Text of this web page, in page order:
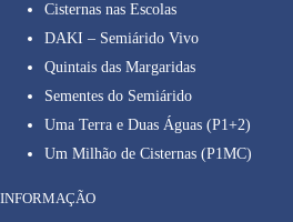
Cisternas nas Escolas
DAKI – Semiárido Vivo
Quintais das Margaridas
Sementes do Semiárido
Uma Terra e Duas Águas (P1+2)
Um Milhão de Cisternas (P1MC)
INFORMAÇÃO